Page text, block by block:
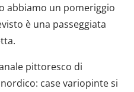
abbiamo un pomeriggio
è una passeggiata
pittoresco di
case variopinte si